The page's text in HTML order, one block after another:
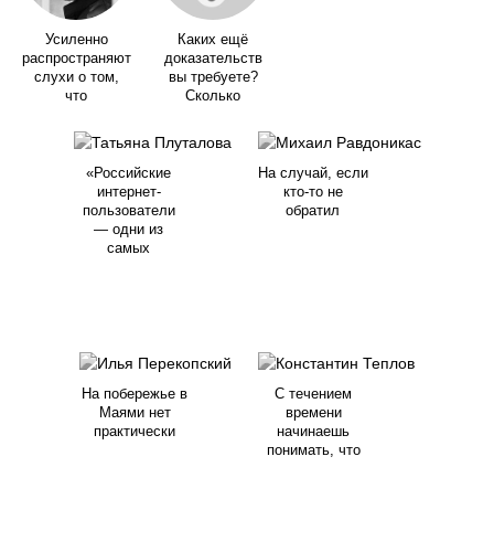
Усиленно
распространяют
слухи о том,
что
Каких ещё
доказательств
вы требуете?
Сколько
«Российские
интернет-
пользователи
— одни из
самых
На случай, если
кто-то не
обратил
На побережье в
Маями нет
практически
С течением
времени
начинаешь
понимать, что